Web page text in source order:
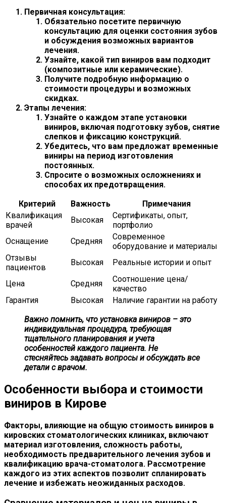
Первичная консультация:
Обязательно посетите первичную
консультацию для оценки состояния зубов
и обсуждения возможных вариантов
лечения.
Узнайте, какой тип виниров вам подходит
(композитные или керамические).
Получите подробную информацию о
стоимости процедуры и возможных
скидках.
Этапы лечения:
Узнайте о каждом этапе установки
виниров, включая подготовку зубов, снятие
слепков и фиксацию конструкций.
Убедитесь, что вам предложат временные
виниры на период изготовления
постоянных.
Спросите о возможных осложнениях и
способах их предотвращения.
Критерий
Важность
Примечания
Квалификация
врачей
Высокая
Сертификаты, опыт,
портфолио
Оснащение
Средняя
Современное
оборудование и материалы
Отзывы
пациентов
Высокая Реальные истории и опыт
Цена Средняя
Соотношение цена/
качество
Гарантия
Высокая
Наличие гарантии на работу
Важно помнить, что установка виниров – это
индивидуальная процедура, требующая
тщательного планирования и учета
особенностей каждого пациента. Не
стесняйтесь задавать вопросы и обсуждать все
детали с врачом.
Особенности выбора и стоимости
виниров в Кирове
Факторы, влияющие на общую стоимость виниров в
кировских стоматологических клиниках, включают
материал изготовления, сложность работы,
необходимость предварительного лечения зубов и
квалификацию врача-стоматолога. Рассмотрение
каждого из этих аспектов позволит спланировать
лечение и избежать неожиданных расходов.